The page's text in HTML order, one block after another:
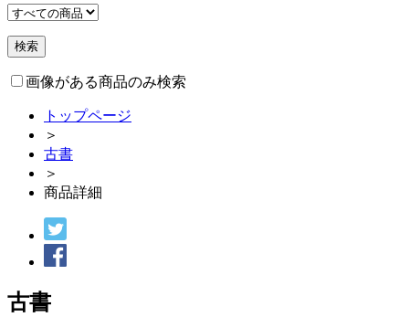
画像がある商品のみ検索
トップページ
＞
古書
＞
商品詳細
古書